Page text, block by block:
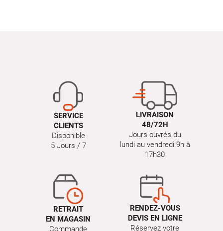
SERVICE
CLIENTS
Disponible
5 Jours / 7
LIVRAISON
48/72H
Jours ouvrés du
lundi au vendredi 9h à
17h30
RETRAIT
EN MAGASIN
Commande
RENDEZ-VOUS
DEVIS EN LIGNE
Réservez votre